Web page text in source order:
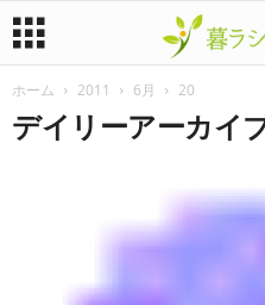
暮ホーム 2011 6月 20
デイリーアーカイ